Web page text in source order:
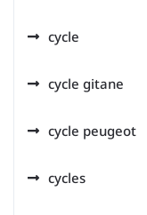
cycle
cycle gitane
cycle peugeot
cycles